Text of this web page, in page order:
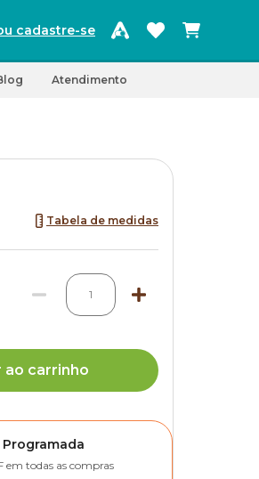
cadastre-se
Atendimento
Tabela de medidas
1
ao carrinho
em todas as compras